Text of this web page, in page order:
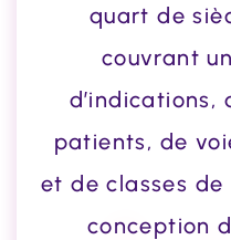
quart de
couvrant
d’indications,
patients, de
et de classes
conception